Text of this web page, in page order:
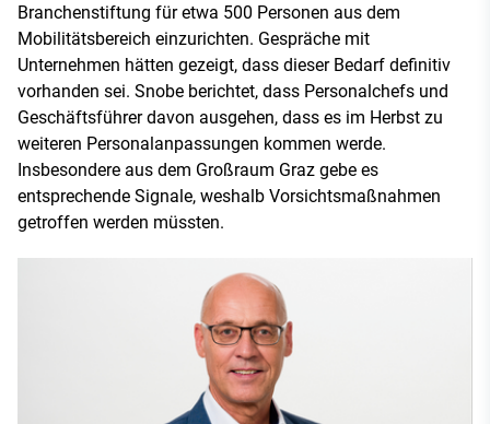
Branchenstiftung für etwa 500 Personen aus dem
Mobilitätsbereich einzurichten. Gespräche mit
Unternehmen hätten gezeigt, dass dieser Bedarf definitiv
vorhanden sei. Snobe berichtet, dass Personalchefs und
Geschäftsführer davon ausgehen, dass es im Herbst zu
weiteren Personalanpassungen kommen werde.
Insbesondere aus dem Großraum Graz gebe es
entsprechende Signale, weshalb Vorsichtsmaßnahmen
getroffen werden müssten.